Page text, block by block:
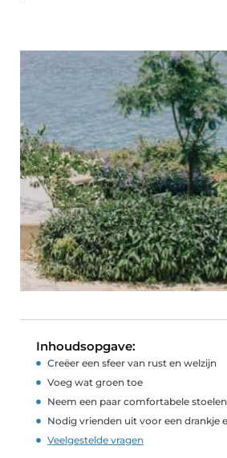
Inhoudsopgave:
Creëer een sfeer van rust en welzijn
Voeg wat groen toe
Neem een paar comfortabele
Nodig vrienden uit voor een drankje
Veelgestelde vragen